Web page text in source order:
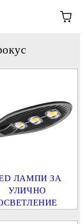
ЛАМПИ ЗА
УЛИЧНО